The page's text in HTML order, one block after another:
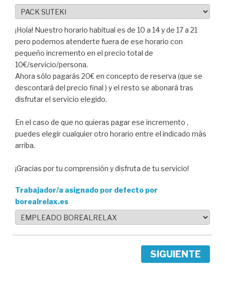
¡Hola! Nuestro horario habitual es de 10 a 14 y de 17 a 21
pero podemos atenderte fuera de ese horario con
pequeño incremento en el precio total de
10€/servicio/persona.
Ahora sólo pagarás 20€ en concepto de reserva (que se
descontará del precio final ) y el resto se abonará tras
disfrutar el servicio elegido.
En el caso de que no quieras pagar ese incremento ,
puedes elegir cualquier otro horario entre el indicado más
arriba.
¡Gracias por tu comprensión y disfruta de tu servicio!
Trabajador/a asignado por defecto por
borealrelax.es
SIGUIENTE